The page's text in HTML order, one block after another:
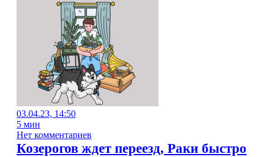
03.04.23, 14:50
5 мин
Нет комментариев
Козерогов ждет переезд, Раки быстро